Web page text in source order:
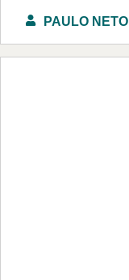
PAULO NETO